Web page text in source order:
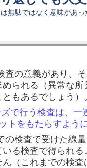
無駄ではなく意味があ
査の意義があり、
められる（異常な
もあるでしょう）
で行う検査は、一
トをもたらすよう
の検査で受けた線
いる検査で得られ
ん（これまでの検